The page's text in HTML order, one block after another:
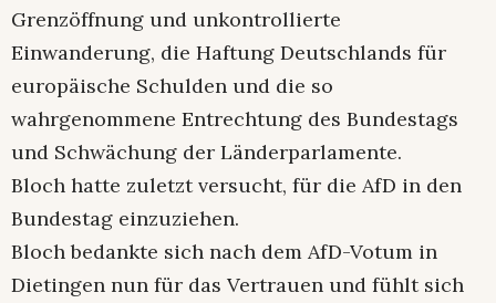
Grenzöffnung und unkontrollierte
Einwanderung, die Haftung Deutschlands für
europäische Schulden und die so
wahrgenommene Entrechtung des Bundestags
und Schwächung der Länderparlamente.
Bloch hatte zuletzt versucht, für die AfD in den
Bundestag einzuziehen.
Bloch bedankte sich nach dem AfD-Votum in
Dietingen nun für das Vertrauen und fühlt sich